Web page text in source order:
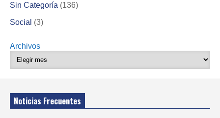
Sin Categoría (136)
Social (3)
Archivos
Noticias Frecuentes